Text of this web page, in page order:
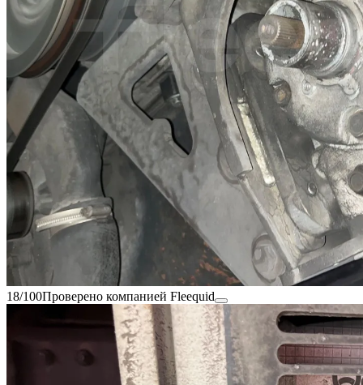
18/100Проверено компанией Fleequid